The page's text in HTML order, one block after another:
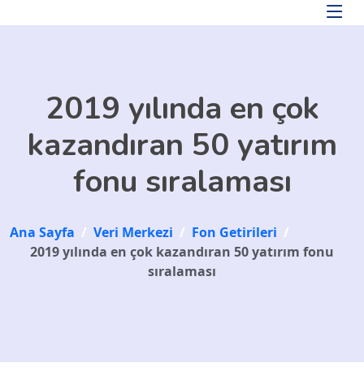
2019 yılında en çok
kazandıran 50 yatırım
fonu sıralaması
Ana Sayfa / Veri Merkezi / Fon Getirileri /
2019 yılında en çok kazandıran 50 yatırım fonu
sıralaması